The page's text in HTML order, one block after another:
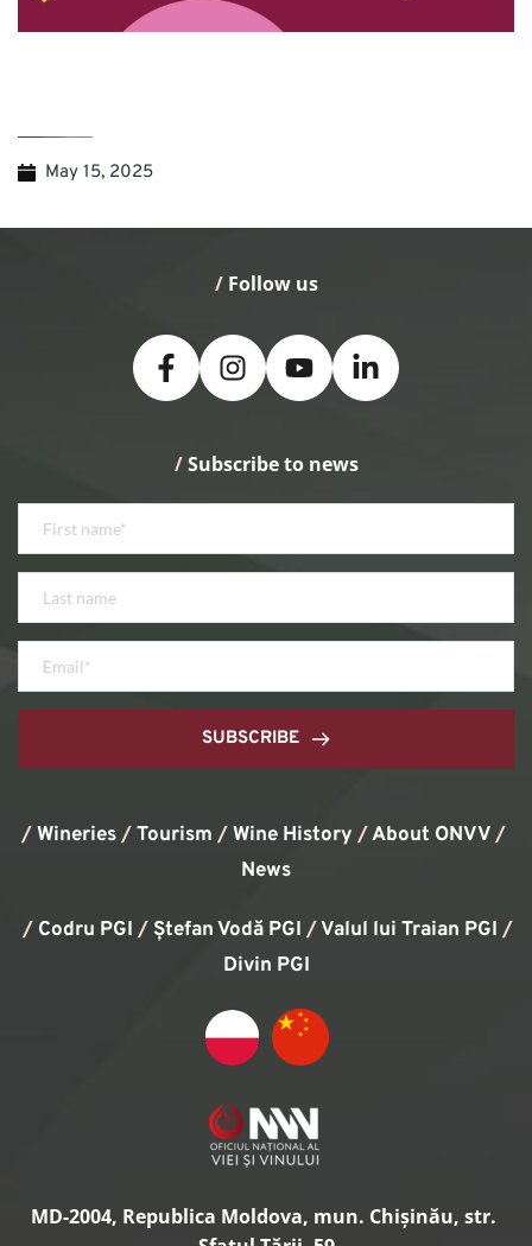
May 15, 2025
/ Follow us
/ Subscribe to news
SUBSCRIBE
/Wineries/Tourism /Wine History / About ONVV/
News
/ Codru PGI / Ștefan Vodă PGI /Valul lui Traian PGI
Divin PGI
MD-2004, Republica Moldova, mun. Chișinău, str.